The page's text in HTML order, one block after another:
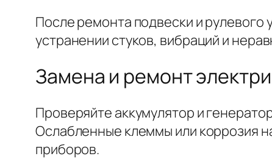
После ремонта подвески и рулевого
устранении стуков, вибраций и
Замена и ремонт
Проверяйте аккумулятор и
Ослабленные клеммы или коррозия
приборов.